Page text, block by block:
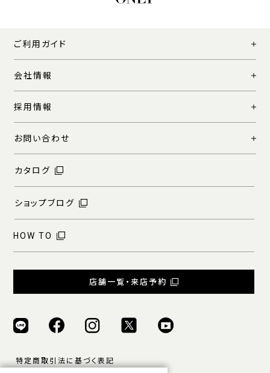
ご利用ガイド
会社情報
採用情報
お問い合わせ
カタログ
ショップブログ
HOW TO
店舗一覧・来店予約
特定商取引法に基づく表記